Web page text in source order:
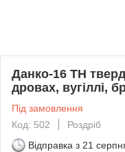
Данко-16 ТН
дровах, вугіллі,
Під замовлення
Код: 502
Роздріб
Відправка з 21